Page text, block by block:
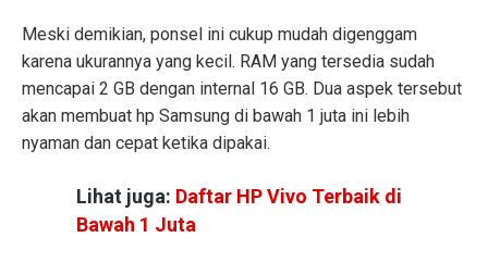
Meski demikian, ponsel ini cukup mudah digenggam
karena ukurannya yang kecil. RAM yang tersedia sudah
mencapai 2 GB dengan internal 16 GB. Dua aspek tersebut
akan membuat hp Samsung di bawah 1 juta ini lebih
nyaman dan cepat ketika dipakai.
Lihat juga: Daftar HP Vivo Terbaik di
Bawah 1 Juta